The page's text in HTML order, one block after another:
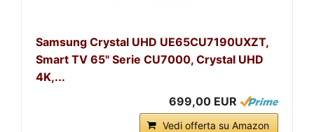
Samsung Crystal UHD UE65CU7190UXZT,
Smart TV 65" Serie CU7000, Crystal UHD
4K,...
699,00 EUR
Vedi offerta su Amazon